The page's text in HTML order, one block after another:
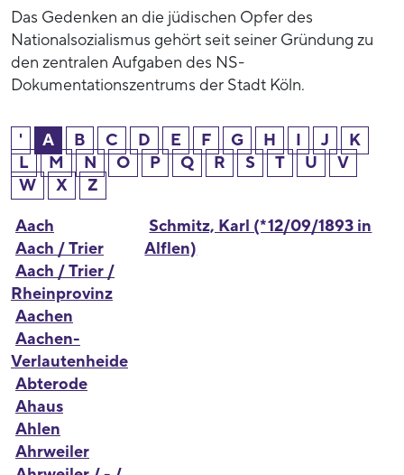
Das Gedenken an die jüdischen Opfer des
Nationalsozialismus gehört seit seiner Gründung zu
den zentralen Aufgaben des NS-
Dokumentationszentrums der Stadt Köln.
' A B C D E F G H I J
K
L
M N O P Q R S T U
V
W
X
Z
Aach
Aach / Trier
Aach / Trier /
Rheinprovinz
Aachen
Aachen-
Verlautenheide
Abterode
Ahaus
Ahlen
Ahrweiler
Schmitz, Karl (*12/09/1893 in
Alflen)